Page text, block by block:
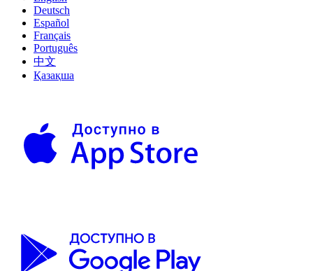
Deutsch
Español
Français
Português
中文
Қазақша